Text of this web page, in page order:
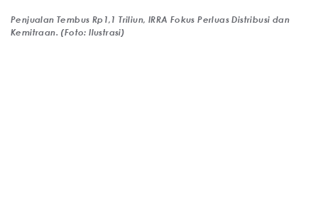
Penjualan Tembus Rp1,1 Triliun, IRRA Fokus Perluas Distribusi dan
Kemitraan. (Foto: Ilustrasi)